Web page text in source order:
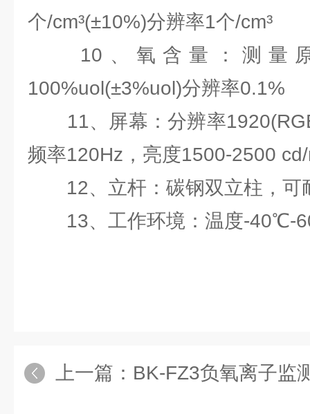
个/cm³(±10%)分辨率1个/cm³
10、氧含量：测量
100%uol(±3%uol)分辨率0.1%
11、屏幕：分辨率
频率120Hz，亮度1500-2500
12、立杆：碳钢双立柱，可
13、工作环境：温度-40℃-
上一篇： BK-FZ3负氧离子监